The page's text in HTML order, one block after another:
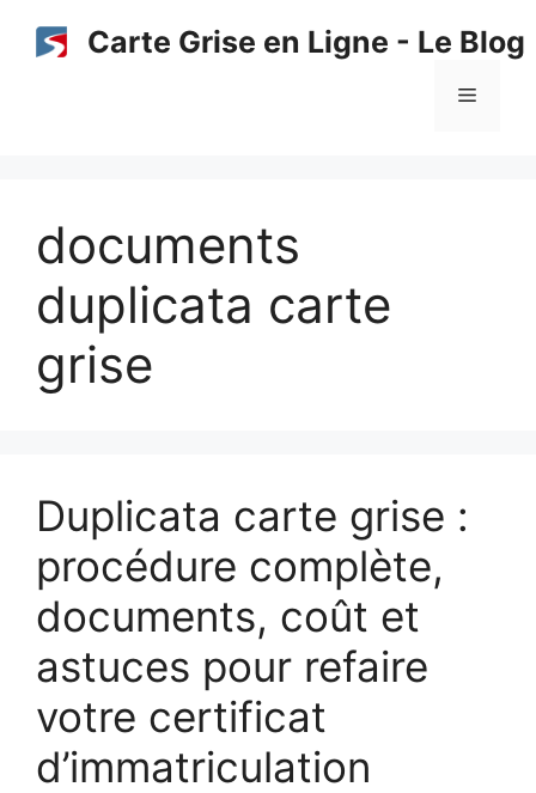
Carte Grise en Ligne - Le Blog
Menu
documents
duplicata carte
grise
Duplicata carte grise :
procédure complète,
documents, coût et
astuces pour refaire
votre certificat
d’immatriculation